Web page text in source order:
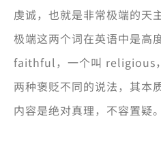
虔诚，也就是非常极端的天
极端这两个词在英语中是高
faithful，一个叫 religious
两种褒贬不同的说法，其本
内容是绝对真理，不容置疑。